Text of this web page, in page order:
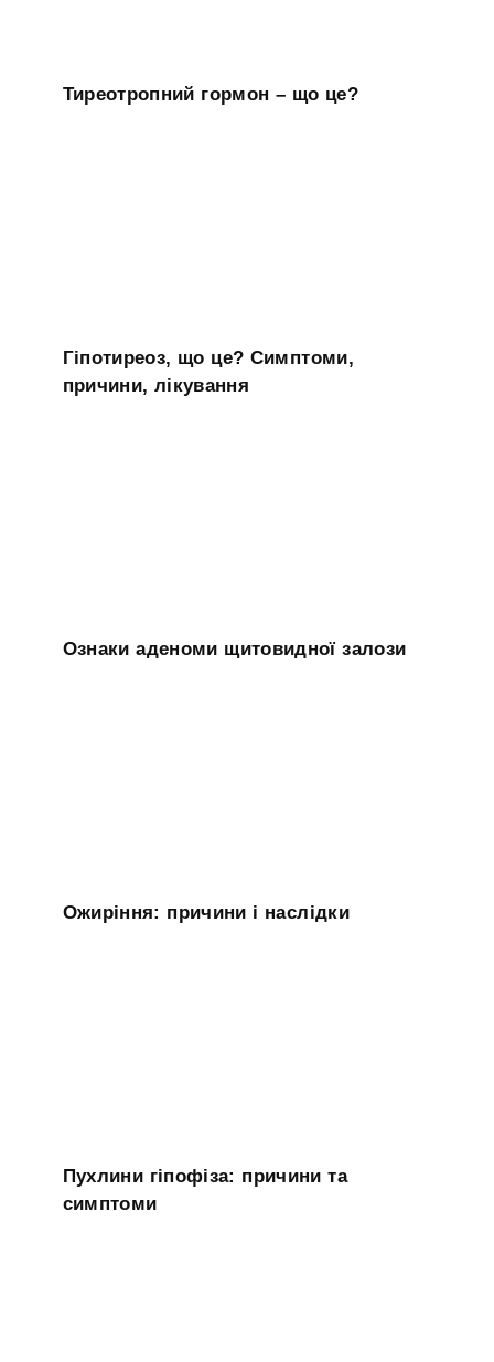
Тиреотропний гормон – що це?
Гіпотиреоз, що це? Симптоми,
причини, лікування
Ознаки аденоми щитовидної залози
Ожиріння: причини і наслідки
Пухлини гіпофіза: причини та
симптоми